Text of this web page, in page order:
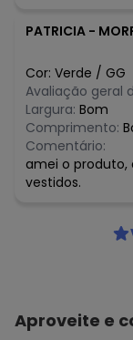
PATRICIA - MORRO DA
Cor: Verde / GG
Avaliação geral
Largura: Bom
Comprimento:
Comentário:
amei o produto,
vestidos.
Aproveite e